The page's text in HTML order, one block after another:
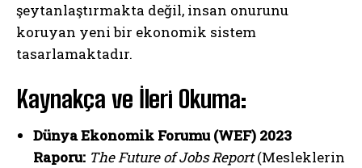
şeytanlaştırmakta değil, insan onurunu
koruyan yeni bir ekonomik sistem
tasarlamaktadır.
Kaynakça ve İleri Okuma:
Dünya Ekonomik Forumu (WEF) 2023
Raporu: The Future of Jobs Report(Mesleklerin